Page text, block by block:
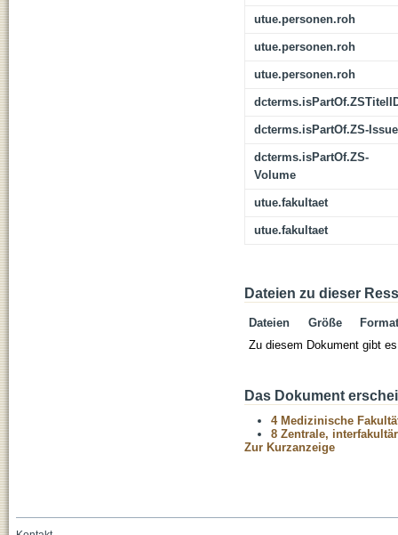
utue.personen.roh
utue.personen.roh
utue.personen.roh
dcterms.isPartOf.ZS-Issue
dcterms.isPartOf.ZS-
Volume
utue.fakultaet
utue.fakultaet
Dateien zu dieser
Dateien Größe
Format
Zu diesem Dokument gibt
Das Dokument
4 Medizinische
8 Zentrale,
Zur Kurzanzeige